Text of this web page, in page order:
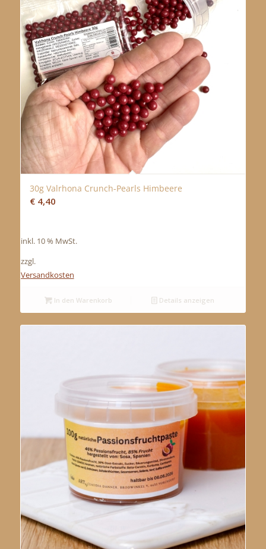
30g Valrhona Crunch-Pearls Himbeere
€4,40
inkl. 10 % MwSt.
zzgl.
Versandkosten
In den Warenkorb Details anzeigen